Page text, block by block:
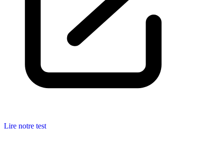
Lire notre test